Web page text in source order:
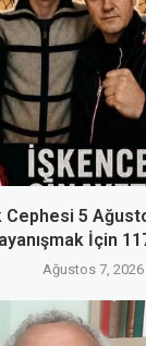
5
İçin
Ağustos 7, 2026